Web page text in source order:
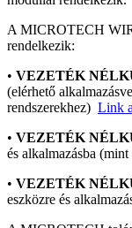
A MICROTECH
rendelkezik:
• VEZETÉK
(elérhető
rendszerekhez) Link
• VEZETÉK
és alkalmazásba
• VEZETÉK
eszközre és